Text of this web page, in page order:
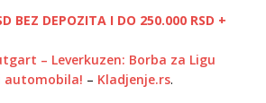
BEZ DEPOZITA I DO 250.000 RSD +
– Leverkuzen: Borba za Ligu
automobila! – Kladjenje.rs.